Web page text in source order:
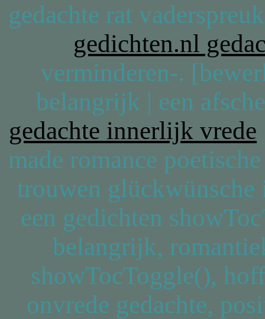
gedachte rat
gedichten.nl
verminderen-.
belangrijk | een
gedachte innerlijk vrede
made romance
trouwen glückwünsche
een gedichten
belangrijk,
showTocToggle(),
onvrede gedachte,